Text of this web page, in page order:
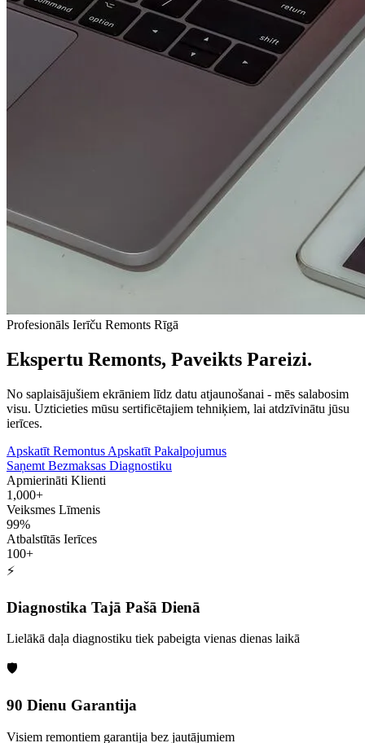
Profesionāls Ierīču Remonts Rīgā
Ekspertu Remonts, Paveikts Pareizi.
No saplaisājušiem ekrāniem līdz datu atjaunošanai - mēs salabosim
visu. Uzticieties mūsu sertificētajiem tehniķiem, lai atdzīvinātu jūsu
ierīces.
Apskatīt Remontus Apskatīt Pakalpojumus
Saņemt Bezmaksas Diagnostiku
Apmierināti Klienti
1,000+
Veiksmes Līmenis
99%
Atbalstītās Ierīces
100+
⚡
Diagnostika Tajā Pašā Dienā
Lielākā daļa diagnostiku tiek pabeigta vienas dienas laikā
🛡️
90 Dienu Garantija
Visiem remontiem garantija bez jautājumiem